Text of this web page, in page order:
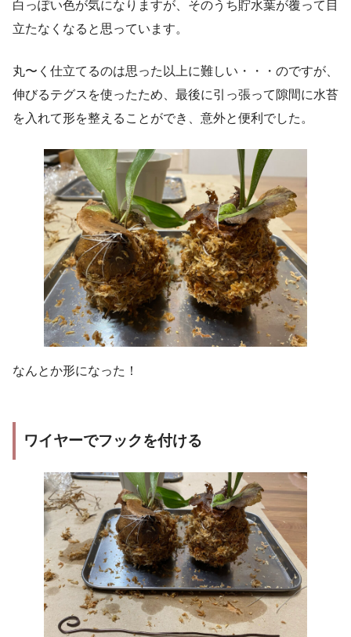
白っぽい色が気になりますが、そのうち貯水葉が覆って目
立たなくなると思っています。
丸〜く仕立てるのは思った以上に難しい・・・のですが、
伸びるテグスを使ったため、最後に引っ張って隙間に水苔
を入れて形を整えることができ、意外と便利でした。
なんとか形になった！
ワイヤーでフックを付ける